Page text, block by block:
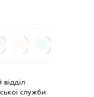
служби